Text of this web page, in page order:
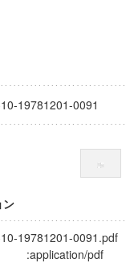
ラム市民社会ガバナンス
ム論理と感性の先端的
ム「超成熟社会発展のサ
19781201-0091
ン
19781201-0091.pdf
:application/pdf